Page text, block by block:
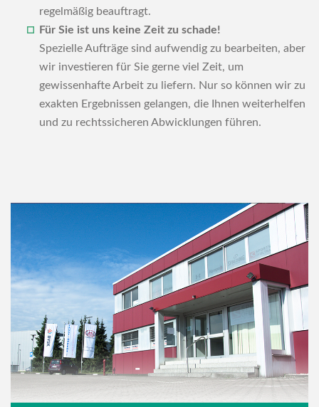
regelmäßig beauftragt.
Für Sie ist uns keine Zeit zu schade!
Spezielle Aufträge sind aufwendig zu bearbeiten, aber
wir investieren für Sie gerne viel Zeit, um
gewissenhafte Arbeit zu liefern. Nur so können wir zu
exakten Ergebnissen gelangen, die Ihnen weiterhelfen
und zu rechtssicheren Abwicklungen führen.